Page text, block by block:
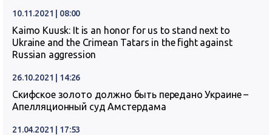
10.11.2021 | 08:00
Kaimo Kuusk: It is an honor for us to stand next to
Ukraine and the Crimean Tatars in the fight against
Russian aggression
26.10.2021 | 14:26
Скифское золото должно быть передано Украине –
Апелляционный суд Амстердама
21.04.2021 | 17:53